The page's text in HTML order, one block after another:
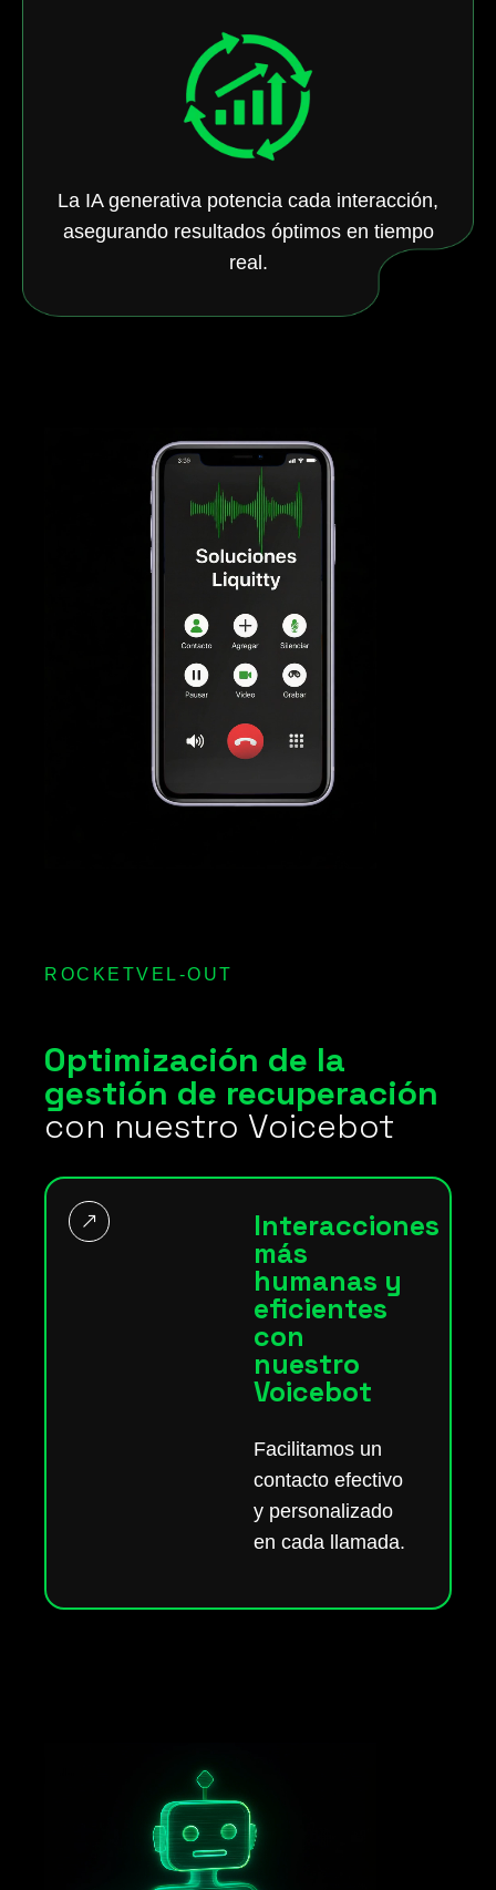
La IA generativa potencia cada interacción,
asegurando resultados óptimos en tiempo
real.
ROCKETVEL-OUT
Optimización de la
gestión de recuperación
con nuestro Voicebot
Interacciones
más
humanas y
eficientes
con
nuestro
Voicebot
Facilitamos un
contacto efectivo
y personalizado
en cada llamada.